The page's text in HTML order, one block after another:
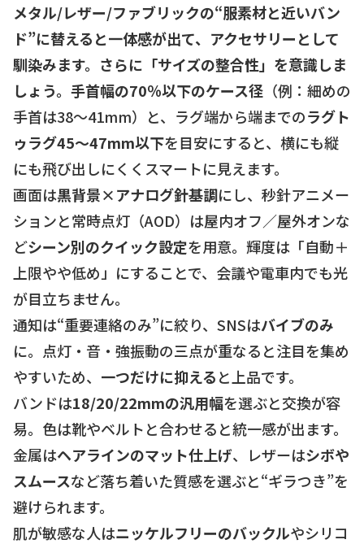
メタル/レザー/ファブリックの“服素材と近いバン
ド”に替えると一体感が出て、アクセサリーとして
馴染みます。 さらに「サイズの整合性」を意識しま
しょう。手首幅の70％以下のケース径 （例：細めの
手首は38〜41mm）と、ラグ端から端までのラグト
ゥラグ45〜47mm以下を目安にすると、横にも縦
にも飛び出しにくくスマートに見えます。
画面は黒背景×アナログ針基調にし、秒針アニメー
ションと常時点灯（AOD）は屋内オフ／屋外オンな
どシーン別のクイック設定を用意。輝度は「自動＋
上限やや低め」にすることで、会議や電車内でも光
が目立ちません。
通知は“重要連絡のみ”に絞り、SNSはバイブのみ
に。点灯・音・強振動の三点が重なると注目を集め
やすいため、 一つだけに抑えると上品です。
バンドは18/20/22mmの汎用幅を選ぶと交換が容
易。色は靴やベルトと合わせると統一感が出ます。
金属はヘアラインのマット仕上げ、レザーはシボや
スムースなど落ち着いた質感を選ぶと“ギラつき”を
避けられます。
肌が敏感な人はニッケルフリーのバックルやシリコ